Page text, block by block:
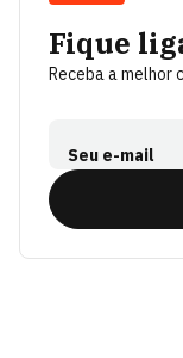
Fique
Receba a melhor
Seu e-mail